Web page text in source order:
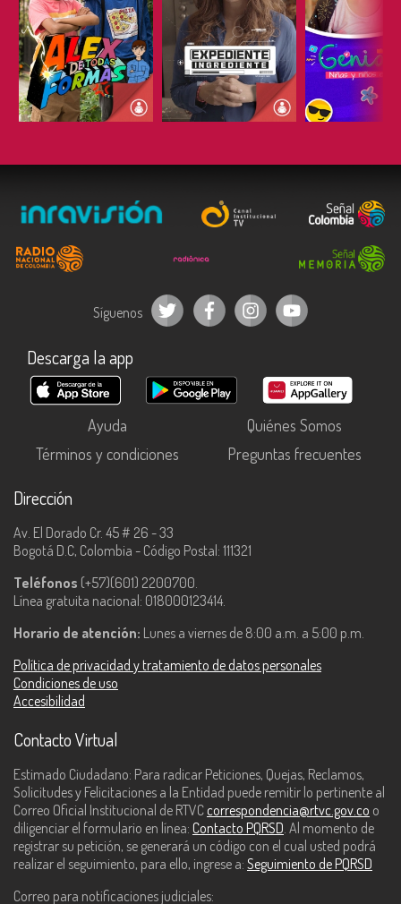
ESCUCHAR ESCUCHAR
Síguenos
Descarga la app
Ayuda
Quiénes Somos
Términos y condiciones
Preguntas frecuentes
Dirección
Av. El Dorado Cr. 45 # 26 - 33
Bogotá D.C, Colombia - Código Postal: 111321
Teléfonos (+57)(601) 2200700.
Línea gratuita nacional: 018000123414.
Horario de atención: Lunes a viernes de 8:00 a.m. a 5:00 p.m.
Política de privacidad y tratamiento de datos personales
Condiciones de uso
Accesibilidad
Contacto Virtual
Estimado Ciudadano: Para radicar Peticiones, Quejas, Reclamos,
Solicitudes y Felicitaciones a la Entidad puede remitir lo pertinente al
Correo Oficial Institucional de RTVC correspondencia@rtvc.gov.co o
diligenciar el formulario en línea: Contacto PQRSD. Al momento de
registrar su petición, se generará un código con el cual usted podrá
realizar el seguimiento, para ello, ingrese a: Seguimiento de PQRSD
Correo para notificaciones judiciales: